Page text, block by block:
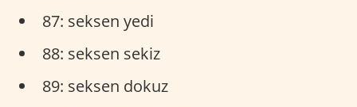
87: seksen yedi
88: seksen sekiz
89: seksen dokuz